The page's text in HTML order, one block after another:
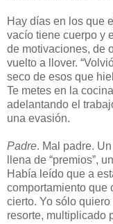
Hay días en los que
vacío tiene cuerpo y
de motivaciones, de
vuelto a llover.
seco de esos que
Te metes en la
adelantando el
una evasión.
Padre. Mal padre.
llena de “premios”,
Había leído que a
comportamiento que
cierto. Yo sólo
resorte, multiplicado